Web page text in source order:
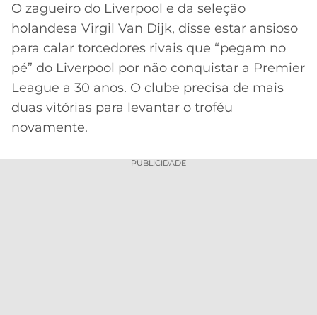
CÓDIGO
DE
INDICAÇÃO
BET365
CÓDIGO
BETANO
CORINTHIANS
SÃO
PAULO
SANTOS
LIBERTADORES
COPA
DO
BRASIL
MERCADO
DA
BOLA
PALPITES
O zagueiro do Liverpool e da seleção
holandesa Virgil Van Dijk, disse estar ansioso
para calar torcedores rivais que “pegam no
pé” do Liverpool por não conquistar a Premier
League a 30 anos. O clube precisa de mais
duas vitórias para levantar o troféu
novamente.
PUBLICIDADE